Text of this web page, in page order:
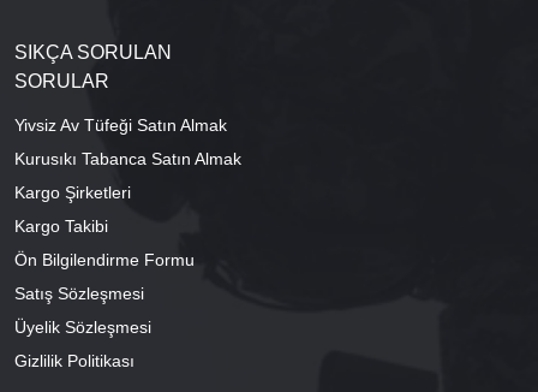
SIKÇA SORULAN
SORULAR
Yivsiz Av Tüfeği Satın Almak
Kurusıkı Tabanca Satın Almak
Kargo Şirketleri
Kargo Takibi
Ön Bilgilendirme Formu
Satış Sözleşmesi
Üyelik Sözleşmesi
Gizlilik Politikası